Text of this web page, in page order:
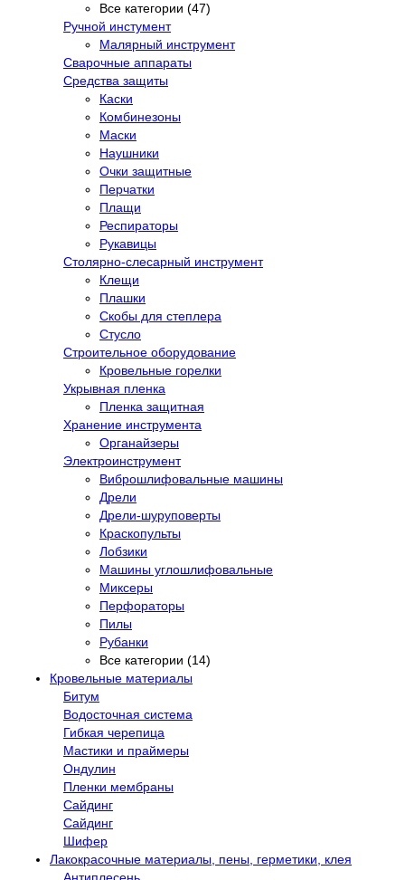
Все категории (47)
Ручной инстумент
Малярный инструмент
Сварочные аппараты
Средства защиты
Каски
Комбинезоны
Маски
Наушники
Очки защитные
Перчатки
Плащи
Респираторы
Рукавицы
Столярно-слесарный инструмент
Клещи
Плашки
Скобы для степлера
Стусло
Строительное оборудование
Кровельные горелки
Укрывная пленка
Пленка защитная
Хранение инструмента
Органайзеры
Электроинструмент
Виброшлифовальные машины
Дрели
Дрели-шуруповерты
Краскопульты
Лобзики
Машины углошлифовальные
Миксеры
Перфораторы
Пилы
Рубанки
Все категории (14)
Кровельные материалы
Битум
Водосточная система
Гибкая черепица
Мастики и праймеры
Ондулин
Пленки мембраны
Сайдинг
Сайдинг
Шифер
Лакокрасочные материалы, пены, герметики, клея